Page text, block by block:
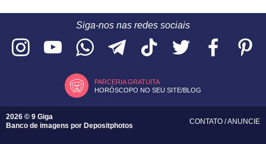
Siga-nos nas redes sociais
PARCERIA GRATUITA
HORÓSCOPO NO SEU SITE/BLOG
2026 © 9 Giga
Banco de imagens por Depositphotos
CONTATO /ANUNCIE